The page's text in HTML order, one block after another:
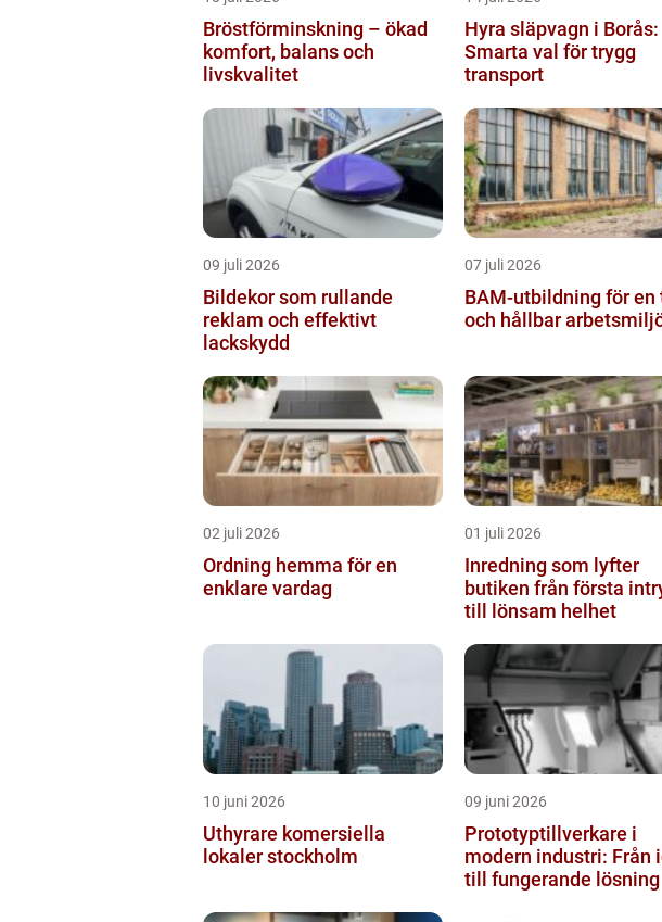
Bröstförminskning – ökad
komfort, balans och
livskvalitet
Hyra släpvagn i Borås:
Smarta val för trygg
transport
09 juli 2026
Bildekor som rullande
reklam och effektivt
lackskydd
07 juli 2026
BAM-utbildning för en
och hållbar
02 juli 2026
Ordning hemma för en
enklare vardag
01 juli 2026
Inredning som lyfter
butiken från första intryck
till lönsam helhet
10 juni 2026
Uthyrare komersiella
lokaler stockholm
09 juni 2026
Prototyptillverkare i
modern industri: Från
till fungerande lösning